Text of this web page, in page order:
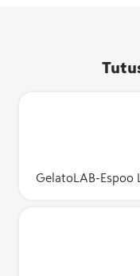
GelatoLAB-Espoo